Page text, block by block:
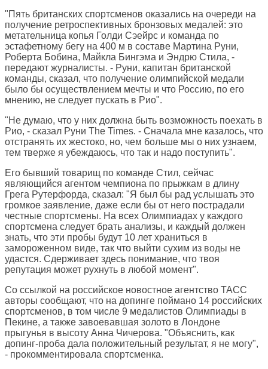
"Пять британских спортсменов оказались на очереди на
получение ретроспективных бронзовых медалей: это
метательница копья Голди Сэейрс и команда по
эстафетному бегу на 400 м в составе Мартина Руни,
Роберта Бобина, Майкла Бингэма и Эндрю Стила, -
передают журналисты. - Руни, капитан британской
команды, сказал, что получение олимпийской медали
было бы осуществлением мечты и что Россию, по его
мнению, не следует пускать в Рио".
"Не думаю, что у них должна быть возможность поехать в
Рио, - сказал Руни The Times. - Сначала мне казалось, что
отстранять их жестоко, но, чем больше мы о них узнаем,
тем тверже я убеждаюсь, что так и надо поступить".
Его бывший товарищ по команде Стил, сейчас
являющийся агентом чемпиона по прыжкам в длину
Грега Рутерфорда, сказал: "Я был бы рад услышать это
громкое заявление, даже если бы от него пострадали
честные спортсмены. На всех Олимпиадах у каждого
спортсмена следует брать анализы, и каждый должен
знать, что эти пробы будут 10 лет храниться в
замороженном виде, так что выйти сухим из воды не
удастся. Сдерживает здесь понимание, что твоя
репутация может рухнуть в любой момент".
Со ссылкой на российское новостное агентство ТАСС
авторы сообщают, что на допинге поймано 14 российских
спортсменов, в том числе 9 медалистов Олимпиады в
Пекине, а также завоевавшая золото в Лондоне
прыгунья в высоту Анна Чичерова. "Объяснить, как
допинг-проба дала положительный результат, я не могу",
- прокомментировала спортсменка.